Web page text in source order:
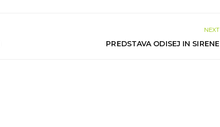
NEXT
PREDSTAVA ODISEJ IN SIRENE